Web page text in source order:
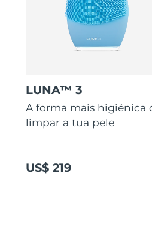
LUNA™ 3
A forma mais higiénica
limpar a tua pele
US$ 219